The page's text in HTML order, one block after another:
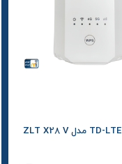
مودم TD-LTE /5G مدل ZLT X28 V